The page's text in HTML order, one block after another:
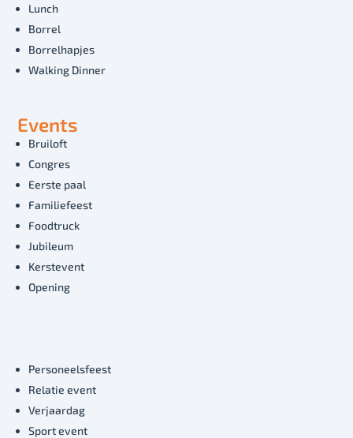
Lunch
Borrel
Borrelhapjes
Walking Dinner
Events
Bruiloft
Congres
Eerste paal
Familiefeest
Foodtruck
Jubileum
Kerstevent
Opening
Personeelsfeest
Relatie event
Verjaardag
Sport event